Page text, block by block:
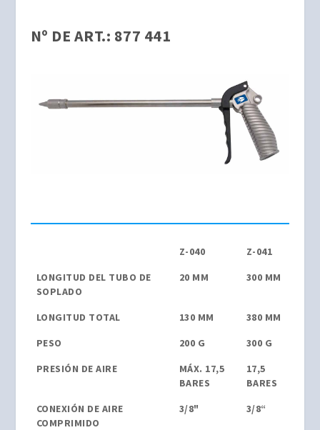
Nº DE ART.: 877 441
Z-040
Z-041
LONGITUD DEL TUBO DE
SOPLADO
20 MM 300 MM
LONGITUD TOTAL 130 MM
380 MM
PESO
200 G
300 G
PRESIÓN DE AIRE
MÁX. 17,5
BARES
17,5
BARES
CONEXIÓN DE AIRE
COMPRIMIDO
3/8" 3/8“